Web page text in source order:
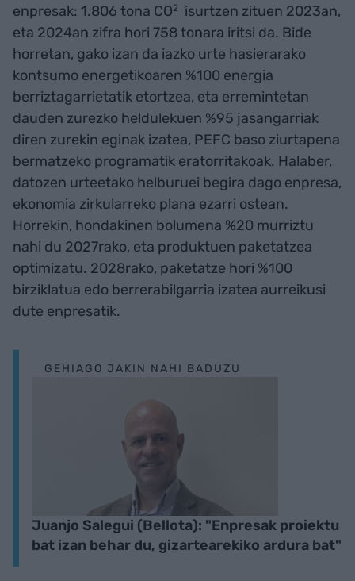
enpresak: 1.806 tona CO2
isurtzen zituen 2023an,
eta 2024an zifra hori 758 tonara iritsi da. Bide
horretan, gako izan da iazko urte hasierarako
kontsumo energetikoaren %100 energia
berriztagarrietatik etortzea, eta erremintetan
dauden zurezko heldulekuen %95 jasangarriak
diren zurekin eginak izatea, PEFC baso ziurtapena
bermatzeko programatik eratorritakoak. Halaber,
datozen urteetako helburuei begira dago enpresa,
ekonomia zirkularreko plana ezarri ostean.
Horrekin, hondakinen bolumena %20 murriztu
nahi du 2027rako, eta produktuen paketatzea
optimizatu. 2028rako, paketatze hori %100
birziklatua edo berrerabilgarria izatea aurreikusi
dute enpresatik.
GEHIAGO JAKIN NAHI BADUZU
Juanjo Salegui (Bellota): "Enpresak proiektu
bat izan behar du, gizartearekiko ardura bat"